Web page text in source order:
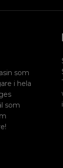
som
i hela
som